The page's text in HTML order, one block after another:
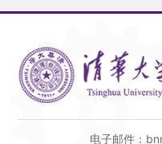
电子邮件：